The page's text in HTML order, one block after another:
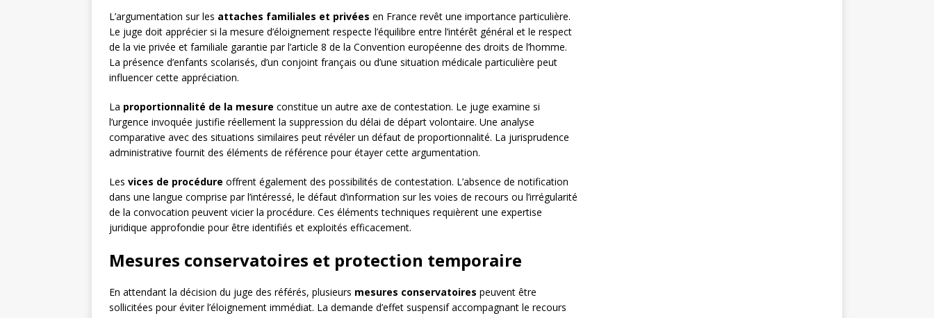
L’argumentation sur les attaches familiales et privées en France revêt une importance particulière.
Le juge doit apprécier si la mesure d’éloignement respecte l’équilibre entre l’intérêt général et le respect
de la vie privée et familiale garantie par l’article 8 de la Convention européenne des droits de l’homme.
La présence d’enfants scolarisés, d’un conjoint français ou d’une situation médicale particulière peut
influencer cette appréciation.
La proportionnalité de la mesure constitue un autre axe de contestation. Le juge examine si
l’urgence invoquée justifie réellement la suppression du délai de départ volontaire. Une analyse
comparative avec des situations similaires peut révéler un défaut de proportionnalité. La jurisprudence
administrative fournit des éléments de référence pour étayer cette argumentation.
Les vices de procédure offrent également des possibilités de contestation. L’absence de notification
dans une langue comprise par l’intéressé, le défaut d’information sur les voies de recours ou l’irrégularité
de la convocation peuvent vicier la procédure. Ces éléments techniques requièrent une expertise
juridique approfondie pour être identifiés et exploités efficacement.
Mesures conservatoires et protection temporaire
En attendant la décision du juge des référés, plusieurs mesures conservatoires peuvent être
sollicitées pour éviter l’éloignement immédiat. La demande d’effet suspensif accompagnant le recours